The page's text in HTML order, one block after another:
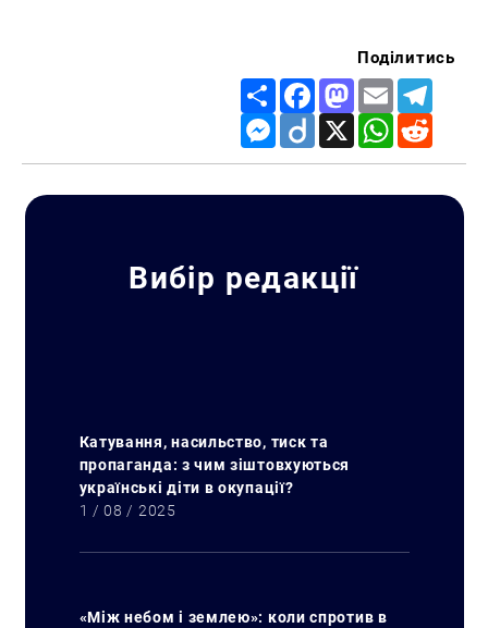
Поділитись
Share FacebookMastodon
Email
Messenger
Diigo X WhatsApp
Вибір редакції
Катування, насильство, тиск та
пропаганда: з чим зіштовхуються
українські діти в окупації?
1 / 08 / 2025
«Між небом і землею»: коли спротив в